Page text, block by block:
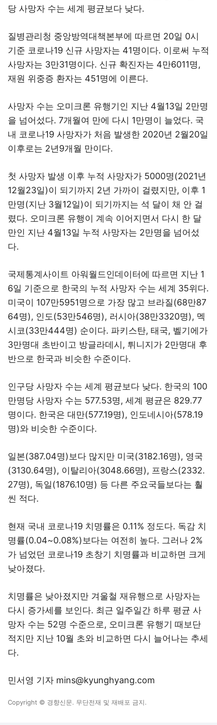
당 사망자 수는 세계 평균보다 낮다.
질병관리청 중앙방역대책본부에 따르면 20일 0시
기준 코로나19 신규 사망자는 41명이다. 이로써 누적
사망자는 3만31명이다. 신규 확진자는 4만6011명,
재원 위중증 환자는 451명에 이른다.
사망자 수는 오미크론 유행기인 지난 4월13일 2만명
을 넘어섰다. 7개월여 만에 다시 1만명이 늘었다. 국
내 코로나19 사망자가 처음 발생한 2020년 2월20일
이후로는 2년9개월 만이다.
첫 사망자 발생 이후 누적 사망자가 5000명(2021년
12월23일)이 되기까지 2년 가까이 걸렸지만, 이후 1
만명(지난 3월12일)이 되기까지는 석 달이 채 안 걸
렸다. 오미크론 유행이 계속 이어지면서 다시 한 달
만인 지난 4월13일 누적 사망자는 2만명을 넘어섰
다.
국제통계사이트 아워월드인데이터에 따르면 지난 1
6일 기준으로 한국의 누적 사망자 수는 세계 35위다.
미국이 107만5951명으로 가장 많고 브라질(68만87
64명), 인도(53만546명), 러시아(38만3320명), 멕
시코(33만444명) 순이다. 파키스탄, 태국, 벨기에가
3만명대 초반이고 방글라데시, 튀니지가 2만명대 후
반으로 한국과 비슷한 수준이다.
인구당 사망자 수는 세계 평균보다 낮다. 한국의 100
만명당 사망자 수는 577.53명, 세계 평균은 829.77
명이다. 한국은 대만(577.19명), 인도네시아(578.19
명)와 비슷한 수준이다.
일본(387.04명)보다 많지만 미국(3182.16명), 영국
(3130.64명), 이탈리아(3048.66명), 프랑스(2332.
27명), 독일(1876.10명) 등 다른 주요국들보다는 훨
씬 적다.
현재 국내 코로나19 치명률은 0.11% 정도다. 독감 치
명률(0.04~0.08%)보다는 여전히 높다. 그러나 2%
가 넘었던 코로나19 초창기 치명률과 비교하면 크게
낮아졌다.
치명률은 낮아졌지만 겨울철 재유행으로 사망자는
다시 증가세를 보인다. 최근 일주일간 하루 평균 사
망자 수는 52명 수준으로, 오미크론 유행기 때보단
적지만 지난 10월 초와 비교하면 다시 늘어나는 추세
다.
민서영 기자 mins@kyunghyang.com
Copyright © 경향신문. 무단전재 및 재배포 금지.